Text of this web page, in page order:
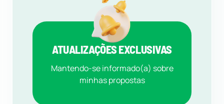
ATUALIZAÇÕES EXCLUSIVAS
Mantendo-se informado(a) sobre
minhas propostas